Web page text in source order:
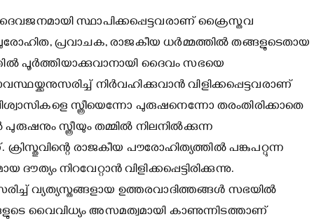
ദൈവജനമായി സ്ഥാപിക്കപ്പെട്ടവരാണ് ക്രൈസ്തവ
പ്രവാചക, രാജകീയ ധര്‍മ്മത്തില്‍ തങ്ങളുടെതായ
പൂര്‍ത്തിയാക്കുവാനായി ദൈവം സഭയെ
നിര്‍വഹിക്കുവാന്‍ വിളിക്കപ്പെട്ടവരാണ്
സ്ത്രീയെന്നോ പുരുഷനെന്നോ തരംതിരിക്കാതെ
സ്ത്രീയും തമ്മില്‍ നിലനില്‍ക്കുന്ന
രാജകീയ പൗരോഹിത്യത്തില്‍ പങ്കുപറ്റുന്ന
നിറവേറ്റാന്‍ വിളിക്കപ്പെട്ടിരിക്കുന്നു.
വ്യത്യസ്തങ്ങളായ ഉത്തരവാദിത്തങ്ങള്‍ സഭയില്‍
വൈവിധ്യം അസമത്വമായി കാണുന്നിടത്താണ്